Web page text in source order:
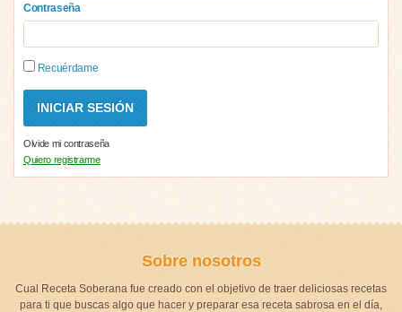
Contraseña
Recuérdame
Olvide mi contraseña
Quiero registrarme
Sobre nosotros
Cual Receta Soberana fue creado con el objetivo de traer deliciosas recetas
para ti que buscas algo que hacer y preparar esa receta sabrosa en el día,